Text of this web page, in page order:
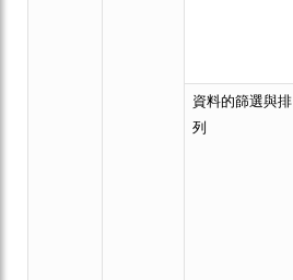
資料的篩選與排
列